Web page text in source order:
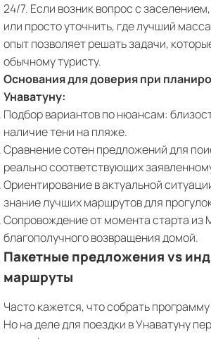
24/7. Если возник вопрос с
или просто уточнить, где лучший
опыт позволяет решать задачи,
обычному туристу.
Основания для доверия при
Унаватуну:
Подбор вариантов по нюансам:
наличие тени на пляже.
Сравнение сотен предложений для
реально соответствующих
Ориентирование в актуальной
знание лучших маршрутов для
Сопровождение от момента старта из
благополучного возвращения домой.
Пакетные предложения vs
маршруты
Часто кажется, что собрать
Но на деле для поездки в Унаватуну